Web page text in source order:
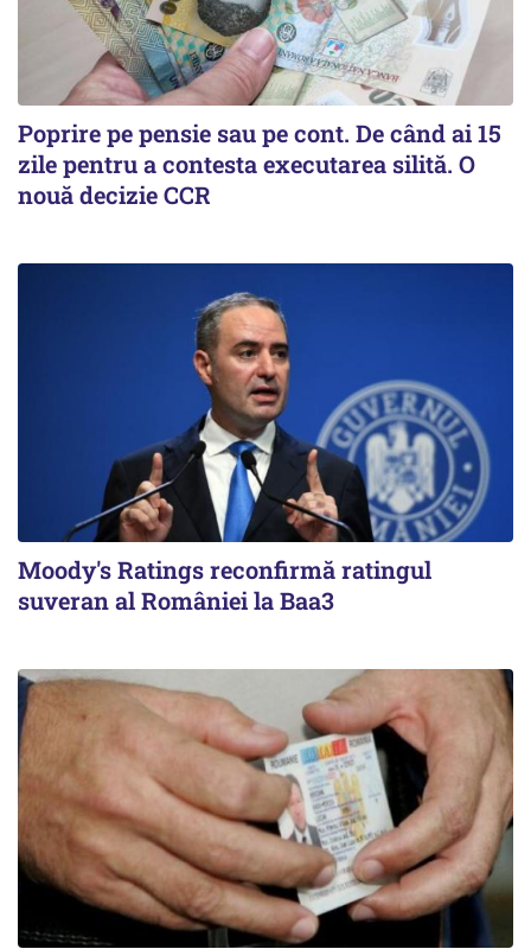
Poprire pe pensie sau pe cont. De când ai 15
zile pentru a contesta executarea silită. O
nouă decizie CCR
Moody's Ratings reconfirmă ratingul
suveran al României la Baa3